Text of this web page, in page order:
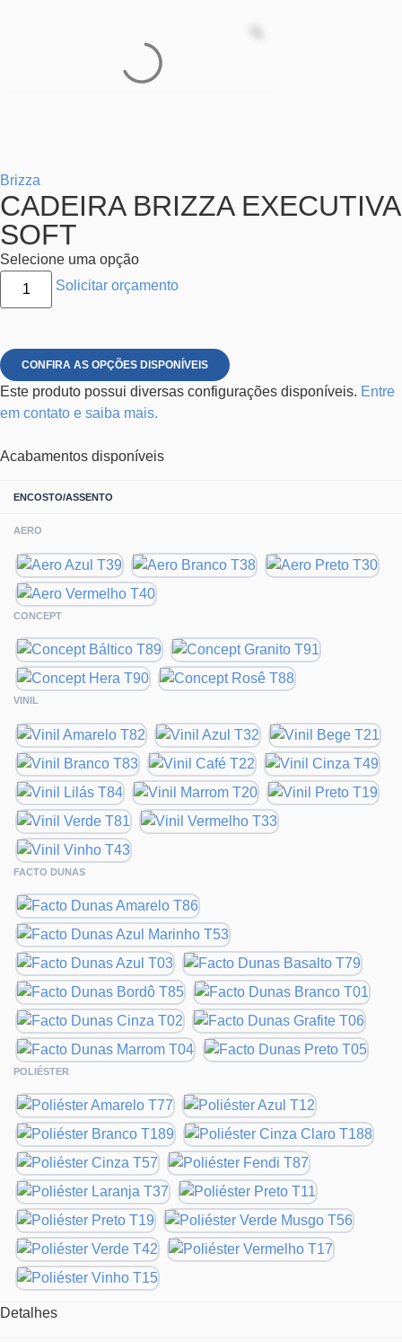
Brizza
CADEIRA BRIZZA EXECUTIVA
SOFT
Selecione uma opção
Solicitar orçamento
CONFIRA AS OPÇÕES DISPONÍVEIS
Este produto possui diversas configurações disponíveis. Entre
em contato e saiba mais.
Acabamentos disponíveis
ENCOSTO/ASSENTO
AERO
CONCEPT
VINIL
FACTO DUNAS
POLIÉSTER
Detalhes